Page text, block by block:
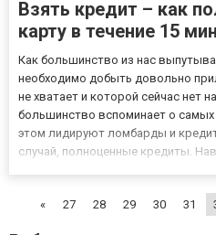
Взять кредит – как
карту в течение 15
Как большинство из нас
необходимо добыть довольно
не хватает и которой сейчас нет
большинство вспоминает о самых
этом лидируют ломбарды и
случай, полноценные кредиты.
выбрать...
« 27 28 29 30 31